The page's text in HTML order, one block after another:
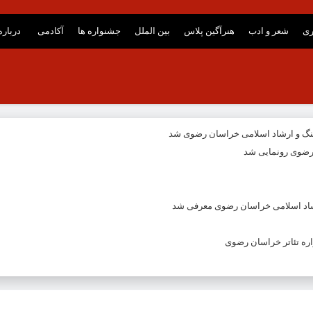
شعر و ادب هنرآگین پلاس بین الملل جشنواره ها آکادمی
و ارشاد اسلامی خراسان رضوی شد
رونمایی شد
اسلامی خراسان رضوی معرفی شد
تئاتر خراسان رضوی